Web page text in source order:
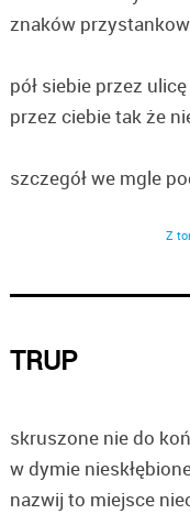
znaków
pół siebie przez
przez ciebie tak że
szczegół we mgle
Z
TRUP
skruszone nie do
w dymie
nazwij to miejsce